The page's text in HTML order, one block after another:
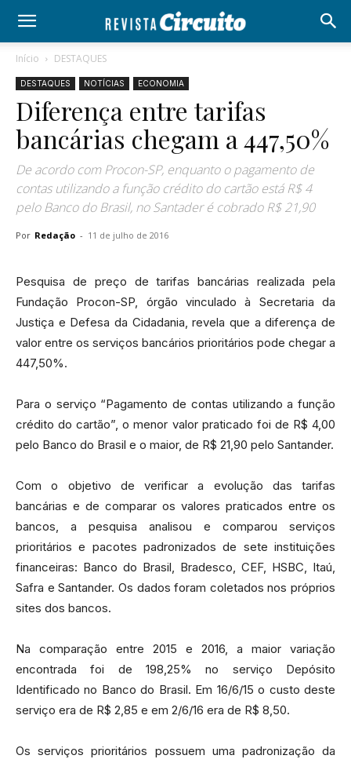
Início DESTAQUES
DESTAQUES NOTÍCIAS ECONOMIA
Diferença entre tarifas
bancárias chegam a 447,50%
De acordo com Procon-SP, enquanto o pagamento de
contas utilizando a função crédito do cartão está R$ 4
pelo Banco do Brasil, no Santader é cobrado R$ 21,90
Por Redação - 11 de julho de 2016
Pesquisa de preço de tarifas bancárias realizada pela
Fundação Procon-SP, órgão vinculado à Secretaria da
Justiça e Defesa da Cidadania, revela que a diferença de
valor entre os serviços bancários prioritários pode chegar a
447,50%.
Para o serviço “Pagamento de contas utilizando a função
crédito do cartão”, o menor valor praticado foi de R$ 4,00
pelo Banco do Brasil e o maior, de R$ 21,90 pelo Santander.
Com o objetivo de verificar a evolução das tarifas
bancárias e de comparar os valores praticados entre os
bancos, a pesquisa analisou e comparou serviços
prioritários e pacotes padronizados de sete instituições
financeiras: Banco do Brasil, Bradesco, CEF, HSBC, Itaú,
Safra e Santander. Os dados foram coletados nos próprios
sites dos bancos.
Na comparação entre 2015 e 2016, a maior variação
encontrada foi de 198,25% no serviço Depósito
Identificado no Banco do Brasil. Em 16/6/15 o custo deste
serviço era de R$ 2,85 e em 2/6/16 era de R$ 8,50.
Os serviços prioritários possuem uma padronização da